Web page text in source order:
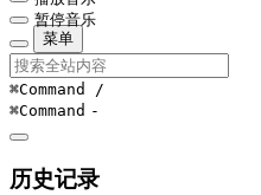
暂停音乐
菜单
⌘Command /
⌘Command -
历史记录